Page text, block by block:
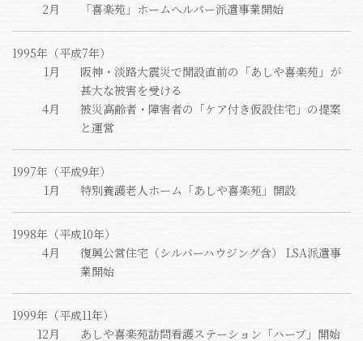
2月
「喜楽苑」ホームヘルパー派遣事業開始
1995年（平成7年）
1月
阪神・淡路大震災で開設直前の「あしや喜楽苑」が
甚大な被害を受ける
4月
被災高齢者・障害者の「ケア付き仮設住宅」の提案
と運営
1997年（平成9年）
1月
特別養護老人ホーム「あしや喜楽苑」開設
1998年（平成10年）
4月
復興公営住宅（シルバーハウジング含） LSA派遣事
業開始
1999年（平成11年）
12月
あしや喜楽苑訪問看護ステーション「ハーブ」開始